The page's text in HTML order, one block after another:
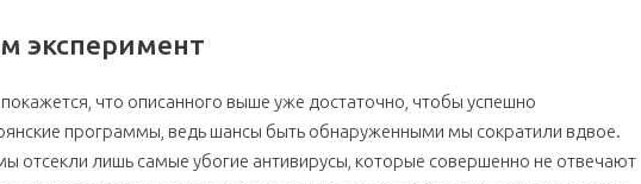
эксперимент
что описанного выше уже достаточно, чтобы успешно
программы, ведь шансы быть обнаруженными мы сократили вдвое.
отсекли лишь самые убогие антивирусы, которые совершенно не отвечают